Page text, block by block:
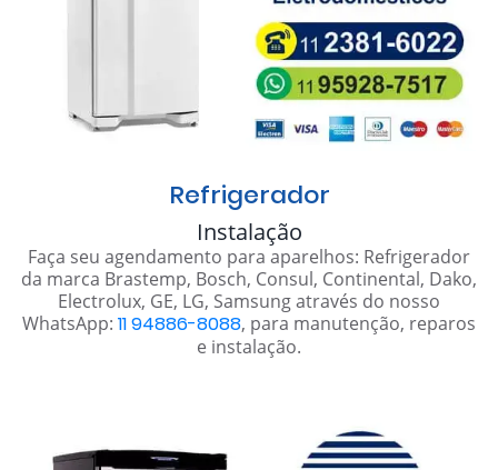
Refrigerador
Instalação
Faça seu agendamento para aparelhos: Refrigerador
da marca Brastemp, Bosch, Consul, Continental, Dako,
Electrolux, GE, LG, Samsung através do nosso
WhatsApp: 11 94886-8088, para manutenção, reparos
e instalação.